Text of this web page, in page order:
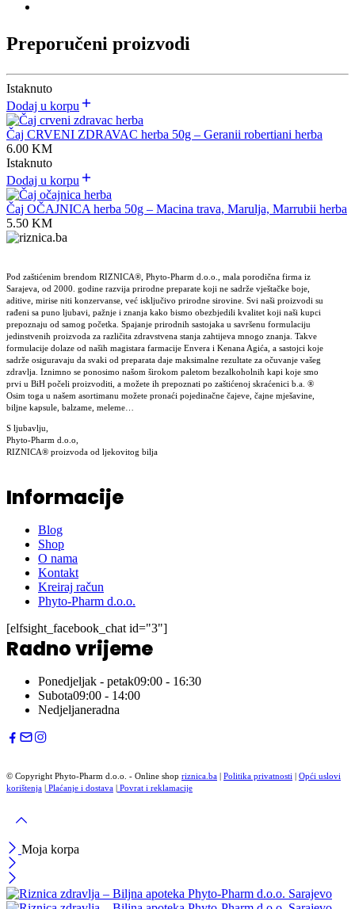
Preporučeni proizvodi
Istaknuto
Dodaj u korpu
Čaj CRVENI ZDRAVAC herba 50g – Geranii robertiani herba
6.00 KM
Istaknuto
Dodaj u korpu
Čaj OČAJNICA herba 50g – Macina trava, Marulja, Marrubii herba
5.50 KM
Pod zaštićenim brendom RIZNICA®, Phyto-Pharm d.o.o., mala porodična firma iz
Sarajeva, od 2000. godine razvija prirodne preparate koji ne sadrže vještačke boje,
aditive, mirise niti konzervanse, već isključivo prirodne sirovine. Svi naši proizvodi su
rađeni sa puno ljubavi, pažnje i znanja kako bismo obezbjedili kvalitet koji naši kupci
prepoznaju od samog početka. Spajanje prirodnih sastojaka u savršenu formulaciju
jedinstvenih proizvoda za različita zdravstvena stanja zahtijeva mnogo znanja. Takve
formulacije dolaze od naših magistara farmacije Envera i Kenana Agića, a sastojci koje
sadrže osiguravaju da svaki od preparata daje maksimalne rezultate za očuvanje vašeg
zdravlja. Iznimno se ponosimo našom širokom paletom bezalkoholnih kapi koje smo
prvi u BiH počeli proizvoditi, a možete ih prepoznati po zaštićenoj skraćenici b.a. ®
Osim toga u našem asortimanu možete pronaći pojedinačne čajeve, čajne mješavine,
biljne kapsule, balzame, meleme…
S ljubavlju,
Phyto-Pharm d.o.o,
RIZNICA® proizvoda od ljekovitog bilja
Informacije
Blog
Shop
O nama
Kontakt
Kreiraj račun
Phyto-Pharm d.o.o.
[elfsight_facebook_chat id="3"]
Radno vrijeme
Ponedjeljak - petak09:00 - 16:30
Subota09:00 - 14:00
Nedjeljaneradna
© Copyright Phyto-Pharm d.o.o. - Online shop riznica.ba | Politika privatnosti | Opći uslovi
korištenja | Plaćanje i dostava | Povrat i reklamacije
Moja korpa